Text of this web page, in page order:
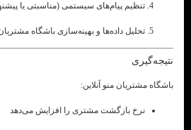
تنظیم پیام‌های سیستمی (مناسبتی یا
تحلیل داده‌ها و بهینه‌سازی باشگاه
نتیجه‌گیری
باشگاه مشتریان منو آنلاین:
نرخ بازگشت مشتری را افزایش می‌دهد